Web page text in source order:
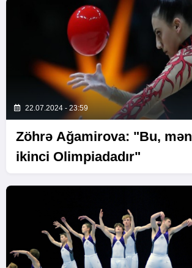
22.07.2024 - 23:59
Zöhrə Ağamirova: "Bu,
ikinci Olimpiadadır"